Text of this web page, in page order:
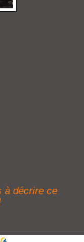
à décrire ce